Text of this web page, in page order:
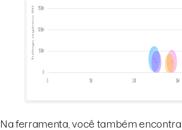
Na ferramenta, você também